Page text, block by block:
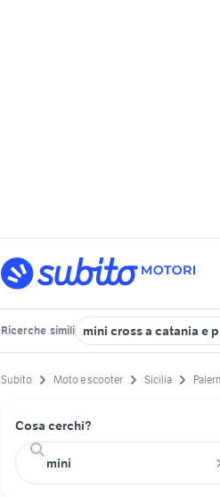
Ricerche simili mini cross a catania e
Subito Moto e scooter Sicilia
Cosa cerchi?